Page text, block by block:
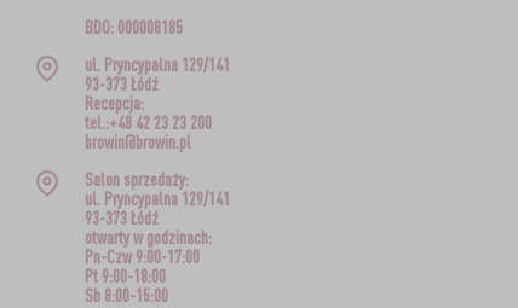
BDO: 000008185
ul. Pryncypalna 129/141
93-373 Łódź
Recepcja:
tel.:+48 42 23 23 200
browin@browin.pl
Salon sprzedaży:
ul. Pryncypalna 129/141
93-373 Łódź
otwarty w godzinach:
Pn-Czw 9:00-17:00
Pt 9:00-18:00
Sb 8:00-15:00